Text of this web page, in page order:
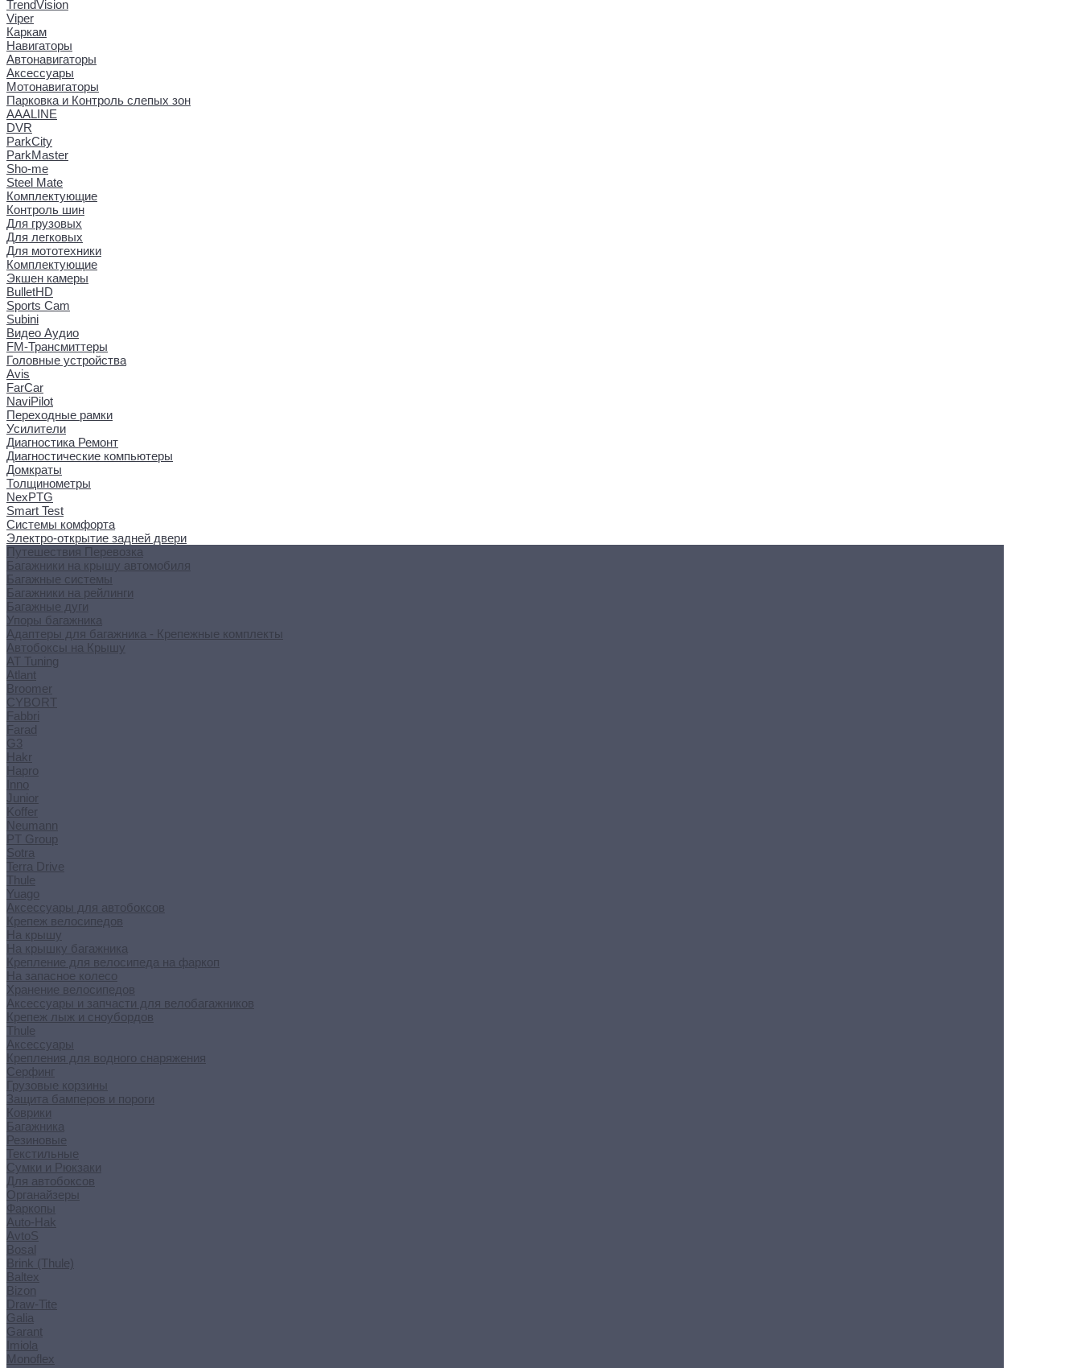
TrendVision
Viper
Каркам
Навигаторы
Автонавигаторы
Аксессуары
Мотонавигаторы
Парковка и Контроль слепых зон
AAALINE
DVR
ParkCity
ParkMaster
Sho-me
Steel Mate
Комплектующие
Контроль шин
Для грузовых
Для легковых
Для мототехники
Комплектующие
Экшен камеры
BulletHD
Sports Cam
Subini
Видео Аудио
FM-Трансмиттеры
Головные устройства
Avis
FarCar
NaviPilot
Переходные рамки
Усилители
Диагностика Ремонт
Диагностические компьютеры
Домкраты
Толщинометры
NexPTG
Smart Test
Системы комфорта
Электро-открытие задней двери
Путешествия Перевозка
Багажники на крышу автомобиля
Багажные системы
Багажники на рейлинги
Багажные дуги
Упоры багажника
Адаптеры для багажника - Крепежные комплекты
Автобоксы на Крышу
AT Tuning
Atlant
Broomer
CYBORT
Fabbri
Farad
G3
Hakr
Hapro
Inno
Junior
Koffer
Neumann
PT Group
Sotra
Terra Drive
Thule
Yuago
Аксессуары для автобоксов
Крепеж велосипедов
На крышу
На крышку багажника
Крепление для велосипеда на фаркоп
На запасное колесо
Хранение велосипедов
Аксессуары и запчасти для велобагажников
Крепеж лыж и сноубордов
Thule
Аксессуары
Крепления для водного снаряжения
Серфинг
Грузовые корзины
Защита бамперов и пороги
Коврики
Багажника
Резиновые
Текстильные
Сумки и Рюкзаки
Для автобоксов
Органайзеры
Фаркопы
Auto-Hak
AvtoS
Bosal
Brink (Thule)
Baltex
Bizon
Draw-Tite
Galia
Garant
Imiola
Monoflex